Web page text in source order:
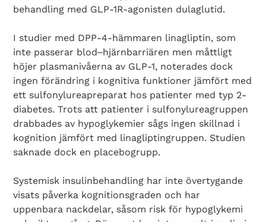
behandling med GLP-1R-agonisten dulaglutid.
I studier med DPP-4-hämmaren lina­gliptin, som
inte passerar blod‒hjärnbarriären men måttligt
höjer plasmanivåerna av GLP-1, noterades dock
ingen förändring i kognitiva funktioner jämfört med
ett sulfonylureapreparat hos patienter med typ 2-
diabetes. Trots att patienter i sulfonylureagruppen
drabbades av hypoglykemier sågs ingen skillnad i
kognition jämfört med linagliptingruppen. Studien
saknade dock en placebogrupp.
Systemisk insulinbehandling har inte övertygande
visats påverka kognitionsgraden och har
uppenbara nackdelar, såsom risk för hypoglykemi